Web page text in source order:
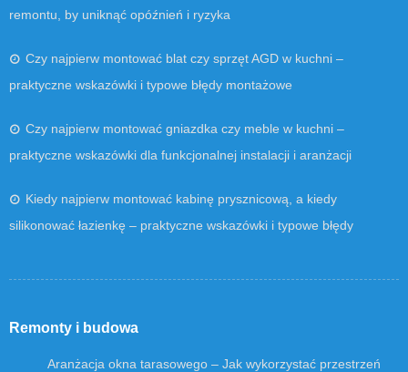
remontu, by uniknąć opóźnień i ryzyka
Czy najpierw montować blat czy sprzęt AGD w kuchni –
praktyczne wskazówki i typowe błędy montażowe
Czy najpierw montować gniazdka czy meble w kuchni –
praktyczne wskazówki dla funkcjonalnej instalacji i aranżacji
Kiedy najpierw montować kabinę prysznicową, a kiedy
silikonować łazienkę – praktyczne wskazówki i typowe błędy
Remonty i budowa
Aranżacja okna tarasowego – Jak wykorzystać przestrzeń